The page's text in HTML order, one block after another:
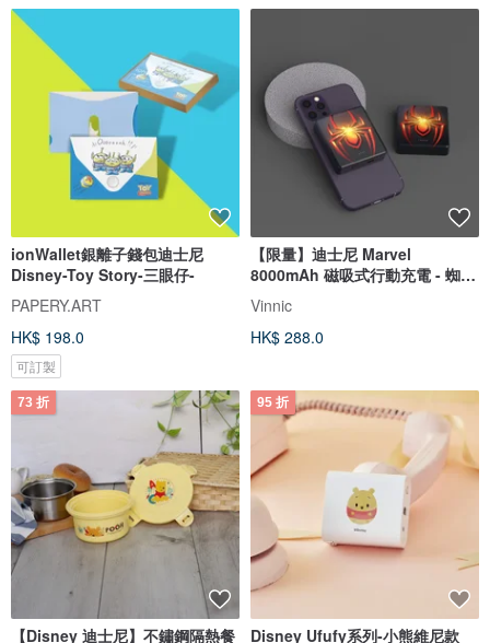
ionWallet銀離子錢包迪士尼
Disney-Toy Story-三眼仔-
PAPERY.ART
HK$ 198.0
可訂製
【限量】迪士尼 Marvel
8000mAh 磁吸式行動充電 - 蜘蛛
俠Logo
Vinnic
HK$ 288.0
73 折
【Disney 迪士尼】不鏽鋼隔熱餐
95 折
Disney Ufufy系列-小熊維尼款